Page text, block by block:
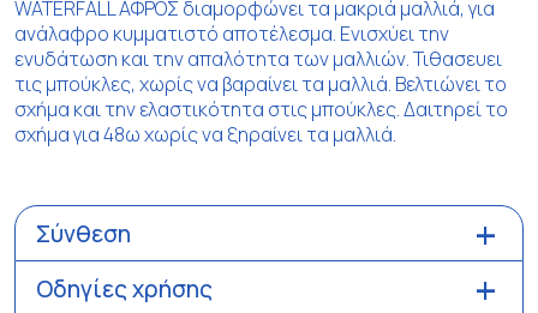
WATERFALL ΑΦΡΟΣ διαμορφώνει τα μακριά μαλλιά, για
ανάλαφρο κυμματιστό αποτέλεσμα. Ενισχύει την
ενυδάτωση και την απαλότητα των μαλλιών. Τιθασευει
τις μπούκλες, χωρίς να βαραίνει τα μαλλιά. Βελτιώνει το
σχήμα και την ελαστικότητα στις μπούκλες. Δαιτηρεί το
σχήμα για 48ω χωρίς να ξηραίνει τα μαλλιά.
Σύνθεση
Οδηγίες χρήσης